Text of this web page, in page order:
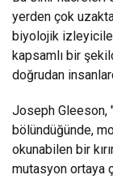
yerden çok
biyolojik
kapsamlı bir
doğrudan
Joseph Gleeson,
bölündüğünde,
okunabilen bir
mutasyon ortaya